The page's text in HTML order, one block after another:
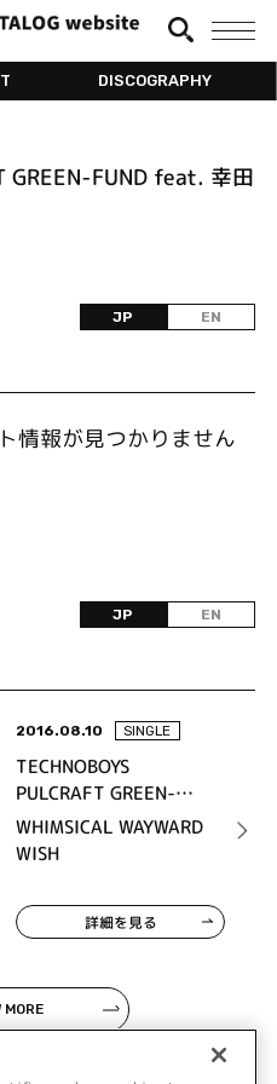
DISCOGRAPHY
GREEN-FUND feat. 幸田
JP EN
情報が見つかりません
JP EN
2016.08.10 SINGLE
TECHNOBOYS
PULCRAFT GREEN-
FUND feat. 幸田夢波
WHIMSICAL WAYWARD
WISH
詳細を見る
MORE